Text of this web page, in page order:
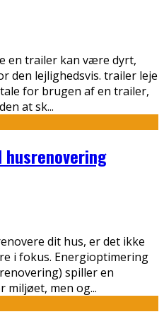
en trailer kan være dyrt,
den lejlighedsvis. trailer leje
for brugen af en trailer,
at sk...
husrenovering
dit hus, er det ikke
i fokus. Energioptimering
spiller en
miljøet, men og...